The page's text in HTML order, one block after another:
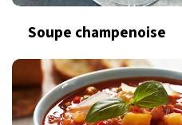
Soupe champenoise